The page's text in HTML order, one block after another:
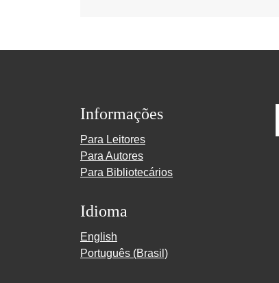
Informações
Para Leitores
Para Autores
Para Bibliotecários
Idioma
English
Português (Brasil)